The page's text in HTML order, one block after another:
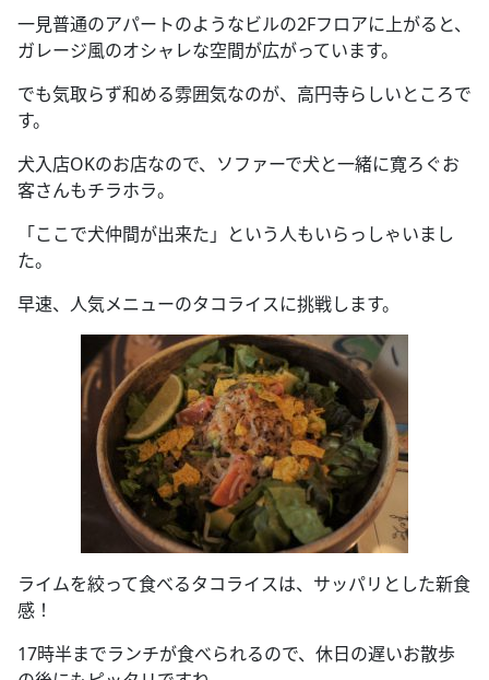
一見普通のアパートのようなビルの2Fフロアに上がると、
ガレージ風のオシャレな空間が広がっています。
でも気取らず和める雰囲気なのが、高円寺らしいところで
す。
犬入店OKのお店なので、ソファーで犬と一緒に寛ろぐお
客さんもチラホラ。
「ここで犬仲間が出来た」という人もいらっしゃいまし
た。
早速、人気メニューのタコライスに挑戦します。
ライムを絞って食べるタコライスは、サッパリとした新食
感！
17時半までランチが食べられるので、休日の遅いお散歩